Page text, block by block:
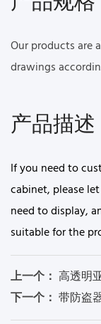
Our products are
drawings
产品描述
If you need to
cabinet, please
need to display,
suitable for the
上一个： 高透明
下一个： 带防盗